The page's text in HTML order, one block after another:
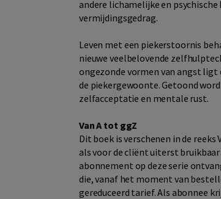
andere lichamelijke en
vermijdingsgedrag.
Leven met een piekerstoornis
nieuwe veelbelovende
ongezonde vormen van angst ligt
de piekergewoonte. Getoond
zelfacceptatie en mentale rust.
Van A tot ggZ
Dit boek is verschenen in de reeks
als voor de cliënt uiterst
abonnement op deze serie
die, vanaf het moment van
gereduceerd tarief. Als abonnee